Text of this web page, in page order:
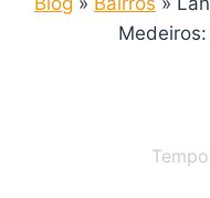
Medeiros: